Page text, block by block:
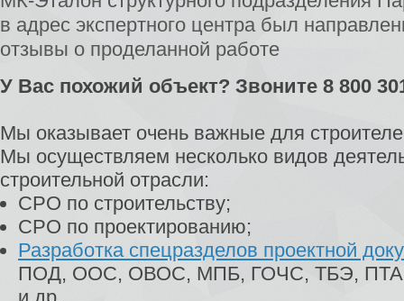
в адрес экспертного центра был
отзывы о проделанной работе
У Вас похожий объект? Звоните 8 800
Мы оказывает очень важные для
Мы осуществляем несколько видов
строительной отрасли:
СРО по строительству;
СРО по проектированию;
Разработка спецразделов проектной
ПОД, ООС, ОВОС, МПБ, ГОЧС, ТБЭ,